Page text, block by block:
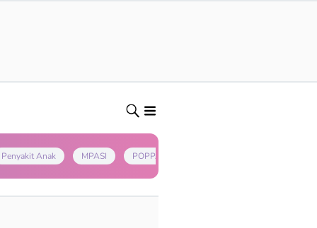
Penyakit Anak MPASI POPPAPA